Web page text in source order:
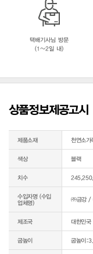
택배기사님 방문
(1~2일 내)
상품정보제공고시
제품소재 천연소가
색상 블랙
치수
수입자명 (수입
업체명)
㈜금강 /
제조국 대한민국
굽높이 굽높이